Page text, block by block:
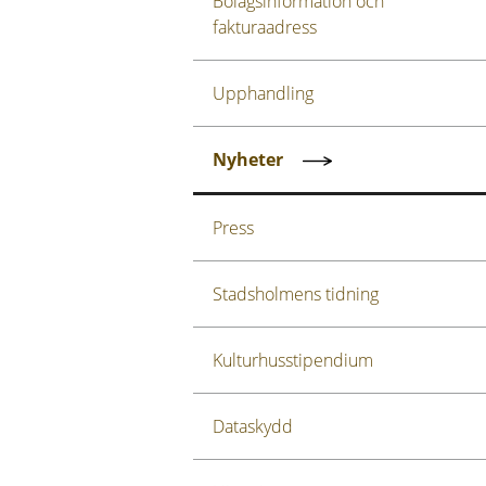
fakturaadress
Upphandling
Nyheter
Press
Stadsholmens tidning
Kulturhusstipendium
Dataskydd